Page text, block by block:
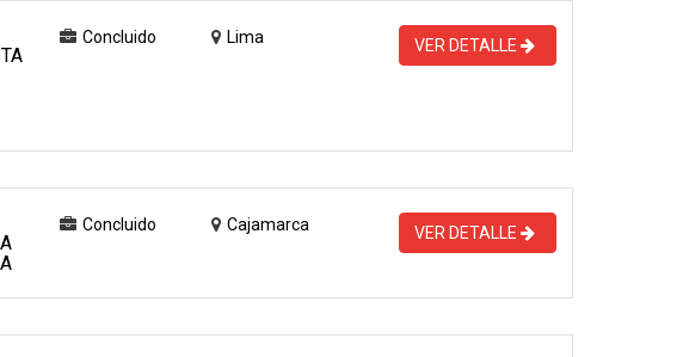
Concluido Lima VER DETALLE
Concluido Cajamarca VER DETALLE